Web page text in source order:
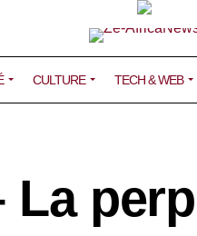
CULTURE TECH & WEB
La